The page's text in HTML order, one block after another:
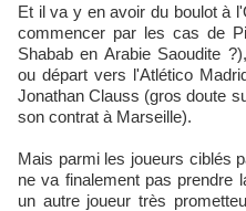
Et il va y en avoir du boulot à
commencer par les cas de
Shabab en Arabie Saoudite
ou départ vers l'Atlético
Jonathan Clauss (gros doute
son contrat à Marseille).
Mais parmi les joueurs ciblés
ne va finalement pas prendre
un autre joueur très